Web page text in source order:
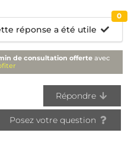
réponse a été utile
0
de consultation offerte avec
Répondre
Posez votre question